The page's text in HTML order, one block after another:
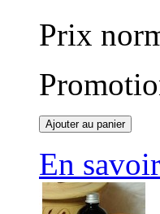
Prix
Ajouter au panier
En